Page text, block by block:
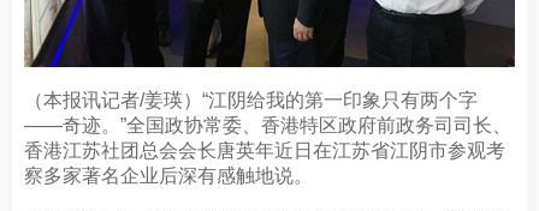
（本报讯记者/姜瑛）“江阴给我的第一印象只有两个字
——奇迹。”全国政协常委、香港特区政府前政务司司长、
香港江苏社团总会会长唐英年近日在江苏省江阴市参观考
察多家著名企业后深有感触地说。